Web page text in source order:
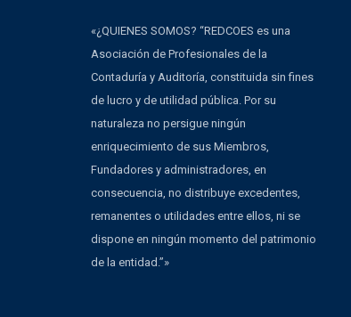
«¿QUIENES SOMOS? “REDCOES es una
Asociación de Profesionales de la
Contaduría y Auditoría, constituida sin fines
de lucro y de utilidad pública. Por su
naturaleza no persigue ningún
enriquecimiento de sus Miembros,
Fundadores y administradores, en
consecuencia, no distribuye excedentes,
remanentes o utilidades entre ellos, ni se
dispone en ningún momento del patrimonio
de la entidad.”»